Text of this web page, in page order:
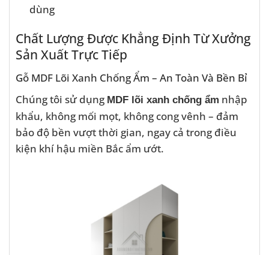
dùng
Chất Lượng Được Khẳng Định Từ Xưởng
Sản Xuất Trực Tiếp
Gỗ MDF Lõi Xanh Chống Ẩm – An Toàn Và Bền Bỉ
Chúng tôi sử dụng MDF lõi xanh chống ẩm nhập
khẩu, không mối mọt, không cong vênh – đảm
bảo độ bền vượt thời gian, ngay cả trong điều
kiện khí hậu miền Bắc ẩm ướt.